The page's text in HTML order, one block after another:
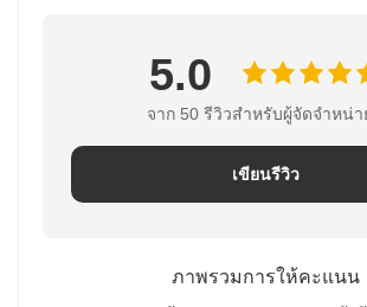
5.0
จาก 50 รีวิวสําหรับผู้จัดจําหน่
เขียนรีวิว
ภาพรวมการให้คะแนน